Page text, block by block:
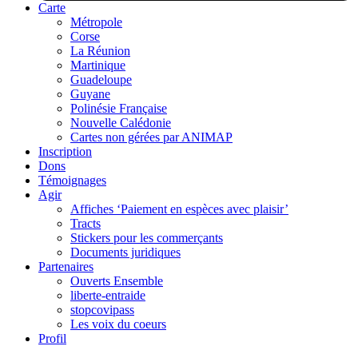
Carte
Métropole
Corse
La Réunion
Martinique
Guadeloupe
Guyane
Polinésie Française
Nouvelle Calédonie
Cartes non gérées par ANIMAP
Inscription
Dons
Témoignages
Agir
Affiches ‘Paiement en espèces avec plaisir’
Tracts
Stickers pour les commerçants
Documents juridiques
Partenaires
Ouverts Ensemble
liberte-entraide
stopcovipass
Les voix du coeurs
Profil